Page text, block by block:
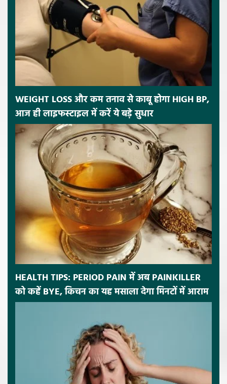
WEIGHT LOSS और कम तनाव से काबू होगा HIGH BP,
आज ही लाइफस्टाइल में करें ये बड़े सुधार
HEALTH TIPS: PERIOD PAIN में अब PAINKILLER
को कहें BYE, किचन का यह मसाला देगा मिनटों में आराम